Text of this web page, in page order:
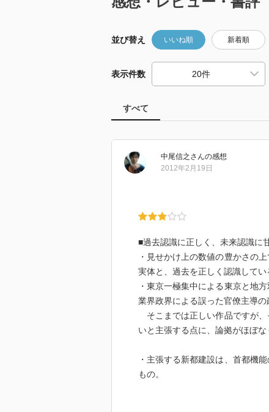
並び替え いいね順 新着順
表示件数
すべて
中尾信之 さんの感想
2012年2月19日
■過去認識に正しく、未来認識に
・見せかけ上の数値の豊かさの
実体と、過去を正しく認識してい
・東京一極集中による東京と地
業界政界による誤った官僚主導の
そこまでは正しい作品ですが、
いと主張する点に、論拠がほぼな
・主張する新都建設は、首都機
もの。
いて一部の移動によって国全体